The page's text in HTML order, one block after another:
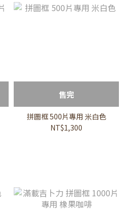
售完
拼圖框 500片專用 米白色
NT$1,300